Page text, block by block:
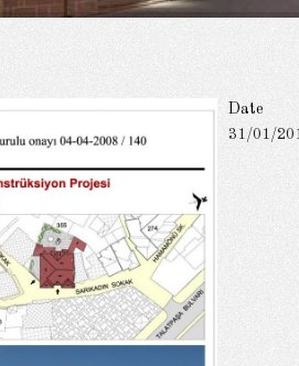
Date
31/01/